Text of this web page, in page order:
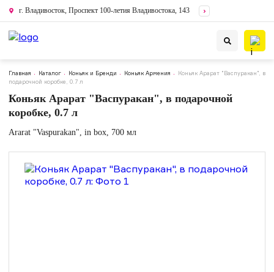
г. Владивосток, Проспект 100-летия Владивостока, 143
Главная Каталог Коньяк и Бренди Коньяк Армения
Коньяк Арарат "Васпуракан", в
подарочной коробке, 0.7 л
Коньяк Арарат "Васпуракан", в подарочной
коробке, 0.7 л
Ararat "Vaspurakan", in box, 700 мл